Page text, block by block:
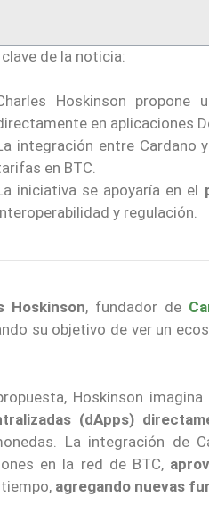
de la noticia:
Hoskinson propone
en aplicaciones
integración entre Cardano
en BTC.
iniciativa se apoyaría en el
y regulación.
Hoskinson, fundador de
su objetivo de ver un
Hoskinson
(dApps)
La integración de
en la red de BTC,
agregando nuevas